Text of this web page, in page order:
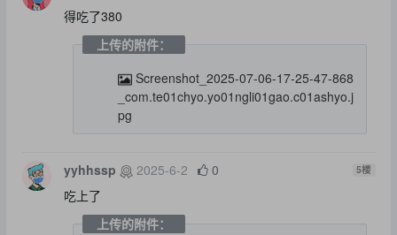
得吃了380
上传的附件：
_com.te01chyo.yo01ngli01gao.c01ashyo.j
pg
yyhhssp 2025-6-2 0 5楼
吃上了
上传的附件：